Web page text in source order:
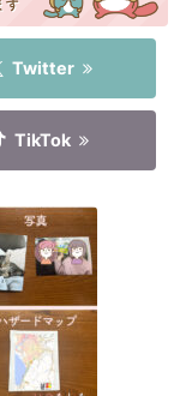
Twitter
TikTok